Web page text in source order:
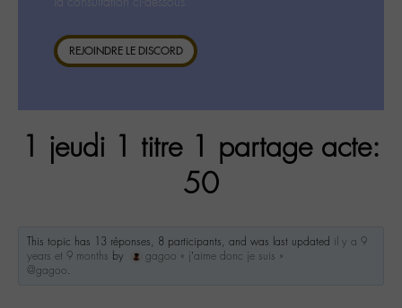
REJOINDRE LE DISCORD
1 jeudi 1 titre 1 partage acte:
50
This topic has 13 réponses, 8 participants, and was last updated il y a 9
years et 9 months by
gagoo « j’aime donc je suis »
@gagoo.